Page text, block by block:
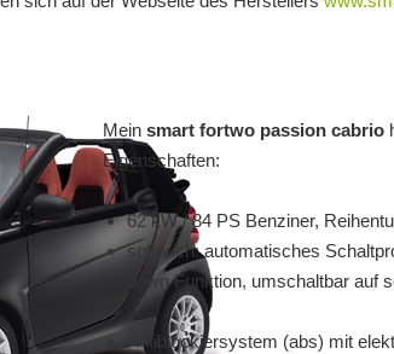
Mein smart fortwo passion cabrio
Eigenschaften:
62 kW / 84 PS Benziner,
softouch: automatisches
down Funktion, umschaltbar auf
Antiblockiersystem (abs) mit